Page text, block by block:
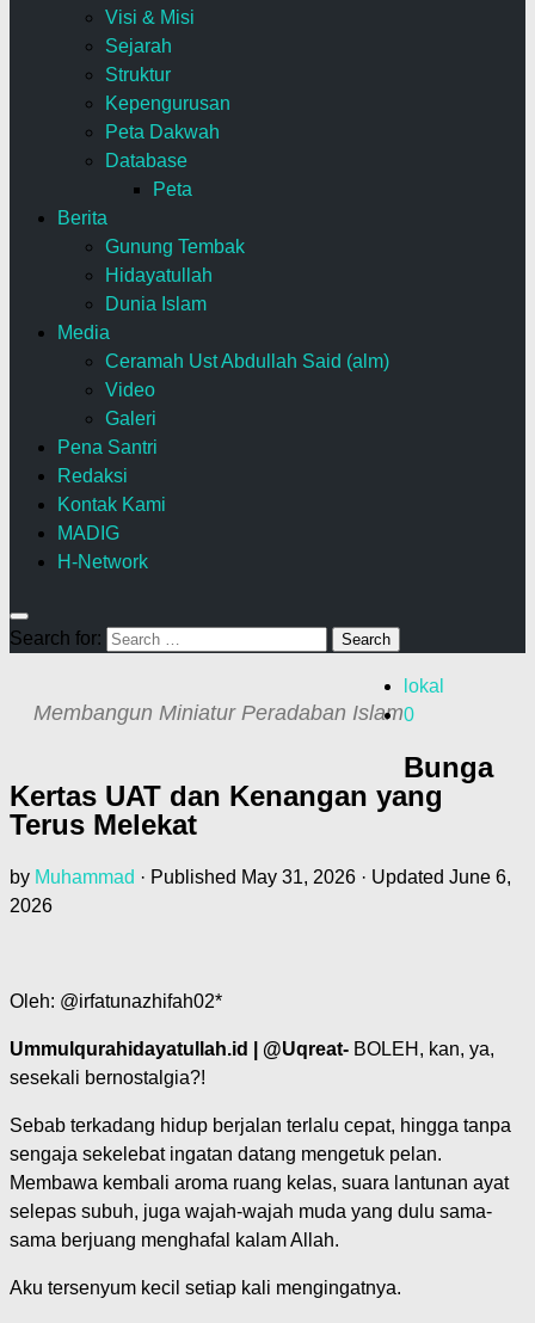
Visi & Misi
Sejarah
Struktur
Kepengurusan
Peta Dakwah
Database
Peta
Berita
Gunung Tembak
Hidayatullah
Dunia Islam
Media
Ceramah Ust Abdullah Said (alm)
Video
Galeri
Pena Santri
Redaksi
Kontak Kami
MADIG
H-Network
Search for:
Membangun Miniatur Peradaban Islam
lokal
0
Bunga
Kertas UAT dan Kenangan yang
Terus Melekat
by Muhammad · Published May 31, 2026 · Updated June 6,
2026
Oleh: @irfatunazhifah02*
Ummulqurahidayatullah.id | @Uqreat- BOLEH, kan, ya,
sesekali bernostalgia?!
Sebab terkadang hidup berjalan terlalu cepat, hingga tanpa
sengaja sekelebat ingatan datang mengetuk pelan.
Membawa kembali aroma ruang kelas, suara lantunan ayat
selepas subuh, juga wajah-wajah muda yang dulu sama-
sama berjuang menghafal kalam Allah.
Aku tersenyum kecil setiap kali mengingatnya.